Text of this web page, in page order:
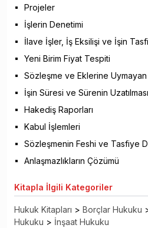
Projeler
İşlerin Denetimi
İlave İşler, İş Eksilişi ve İşin
Yeni Birim Fiyat Tespiti
Sözleşme ve Eklerine
İşin Süresi ve Sürenin Uzatılması
Hakediş Raporları
Kabul İşlemleri
Sözleşmenin Feshi ve Tasfiye
Anlaşmazlıkların Çözümü
Kitapla İlgili Kategoriler
Hukuk Kitapları > Borçlar Hukuku
Hukuku > İnşaat Hukuku